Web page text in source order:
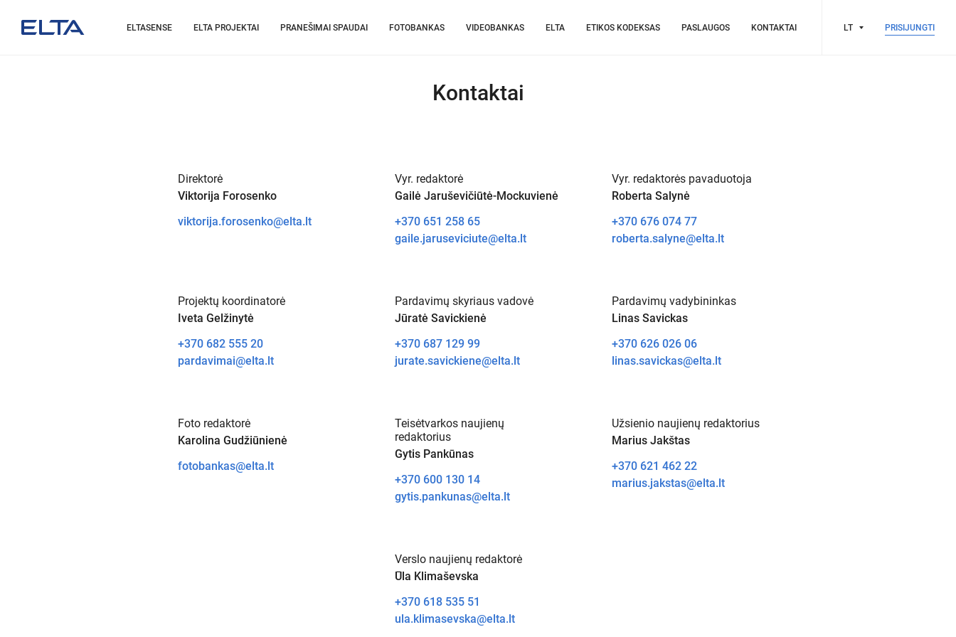
ELTASENSE ELTA PROJEKTAI PRANEŠIMAI SPAUDAI FOTOBANKAS VIDEOBANKAS ELTA ETIKOS KODEKSAS PASLAUGOS KONTAKTAI LT PRISIJUNGTI
Kontaktai
Direktorė
Viktorija Forosenko
viktorija.forosenko@elta.lt
Vyr. redaktorė
Gailė Jaruševičiūtė-Mockuvienė
+370 651 258 65
gaile.jaruseviciute@elta.lt
Vyr. redaktorės pavaduotoja
Roberta Salynė
+370 676 074 77
roberta.salyne@elta.lt
Projektų koordinatorė
Iveta Gelžinytė
+370 682 555 20
pardavimai@elta.lt
Pardavimų skyriaus vadovė
Jūratė Savickienė
+370 687 129 99
jurate.savickiene@elta.lt
Pardavimų vadybininkas
Linas Savickas
+370 626 026 06
linas.savickas@elta.lt
Foto redaktorė
Karolina Gudžiūnienė
fotobankas@elta.lt
Teisėtvarkos naujienų
redaktorius
Gytis Pankūnas
+370 600 130 14
gytis.pankunas@elta.lt
Užsienio naujienų redaktorius
Marius Jakštas
+370 621 462 22
marius.jakstas@elta.lt
Verslo naujienų redaktorė
Ūla Klimaševska
+370 618 535 51
ula.klimasevska@elta.lt